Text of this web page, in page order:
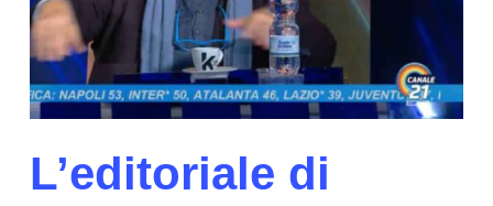
L’editoriale di